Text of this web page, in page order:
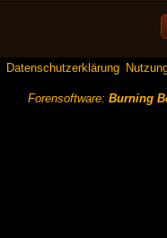
Datenschutzerklärung
Forensoftware: Burning